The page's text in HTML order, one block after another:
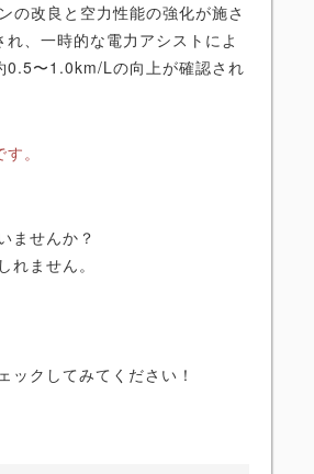
の改良と空力性能の強化が施さ
れ、一時的な電力アシストによ
0.5〜1.0km/Lの向上が確認され
。
ませんか？
ません。
ックしてみてください！